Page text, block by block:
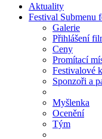
Aktuality
Festival Submenu
Galerie
Přihlášení
Ceny
Promítací
Festivalové
Sponzoři a
Myšlenka
Ocenění
Tým